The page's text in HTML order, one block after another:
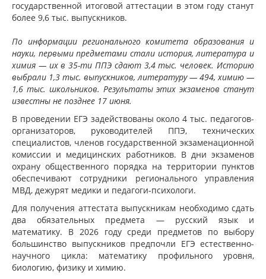
государственной итоговой аттестации в этом году станут
более 9,6 тыс. выпускников.
По информации регионального комитета образования и
науки, первыми предметами стали история, литература и
химия — их в 35-ти ППЭ сдают 3,4 тыс. человек. Историю
выбрали 1,3 тыс. выпускников, литературу — 494, химию —
1,6 тыс. школьников. Результаты этих экзаменов станут
известны не позднее 17 июня.
В проведении ЕГЭ задействованы около 4 тыс. педагогов-
организаторов, руководителей ППЭ, технических
специалистов, членов государственной экзаменационной
комиссии и медицинских работников. В дни экзаменов
охрану общественного порядка на территории пунктов
обеспечивают сотрудники регионального управления
МВД, дежурят медики и педагоги-психологи.
Для получения аттестата выпускникам необходимо сдать
два обязательных предмета — русский язык и
математику. В 2026 году среди предметов по выбору
большинство выпускников предпочли ЕГЭ естественно-
научного цикла: математику профильного уровня,
биологию, физику и химию.